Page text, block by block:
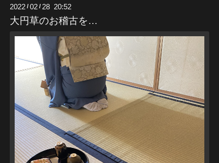
2022 /02 / 28 20:52
大円草のお稽古を…